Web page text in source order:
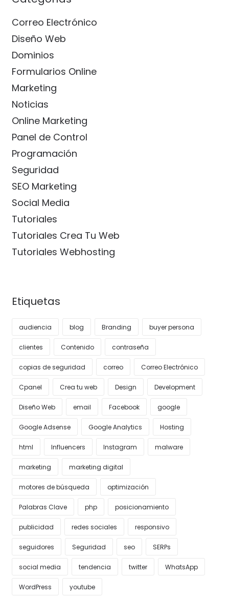
Correo Electrónico
Diseño Web
Dominios
Formularios Online
Marketing
Noticias
Online Marketing
Panel de Control
Programación
Seguridad
SEO Marketing
Social Media
Tutoriales
Tutoriales Crea Tu Web
Tutoriales Webhosting
Etiquetas
audiencia blog Branding buyer persona
clientes Contenido contraseña
copias de seguridad correo Correo Electrónico
Cpanel Crea tu web Design Development
Diseño Web email Facebook google
Google Adsense Google Analytics Hosting
html Influencers Instagram malware
marketing marketing digital
motores de búsqueda optimización
Palabras Clave php posicionamiento
publicidad redes sociales responsivo
seguidores Seguridad seo SERPs
social media tendencia twitter WhatsApp
WordPress youtube